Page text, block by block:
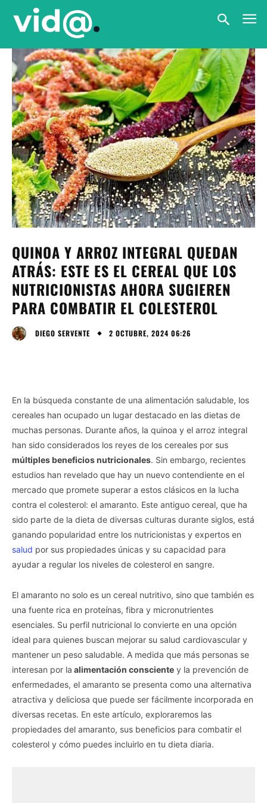
QUINOA Y ARROZ INTEGRAL QUEDAN
ATRÁS: ESTE ES EL CEREAL QUE LOS
NUTRICIONISTAS AHORA SUGIEREN
PARA COMBATIR EL COLESTEROL
DIEGO SERVENTE 2 OCTUBRE, 2024 06:26
En la búsqueda constante de una alimentación saludable, los
cereales han ocupado un lugar destacado en las dietas de
muchas personas. Durante años, la quinoa y el arroz integral
han sido considerados los reyes de los cereales por sus
múltiples beneficios nutricionales. Sin embargo, recientes
estudios han revelado que hay un nuevo contendiente en el
mercado que promete superar a estos clásicos en la lucha
contra el colesterol: el amaranto. Este antiguo cereal, que ha
sido parte de la dieta de diversas culturas durante siglos, está
ganando popularidad entre los nutricionistas y expertos en
salud por sus propiedades únicas y su capacidad para
ayudar a regular los niveles de colesterol en sangre.
El amaranto no solo es un cereal nutritivo, sino que también es
una fuente rica en proteínas, fibra y micronutrientes
esenciales. Su perfil nutricional lo convierte en una opción
ideal para quienes buscan mejorar su salud cardiovascular y
mantener un peso saludable. A medida que más personas se
interesan por la alimentación consciente y la prevención de
enfermedades, el amaranto se presenta como una alternativa
atractiva y deliciosa que puede ser fácilmente incorporada en
diversas recetas. En este artículo, exploraremos las
propiedades del amaranto, sus beneficios para combatir el
colesterol y cómo puedes incluirlo en tu dieta diaria.